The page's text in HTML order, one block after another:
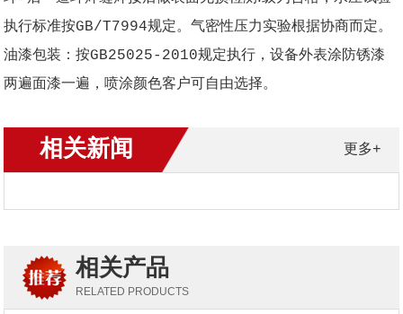
执行标准按GB/T7994规定。气密性压力实验根据协商而定。
油漆包装：按GB25025-2010规定执行，设备外表涂防锈漆
两遍面漆一遍，喷涂颜色客户可自由选择。
更多+
相关新闻
相关产品
RELATED PRODUCTS